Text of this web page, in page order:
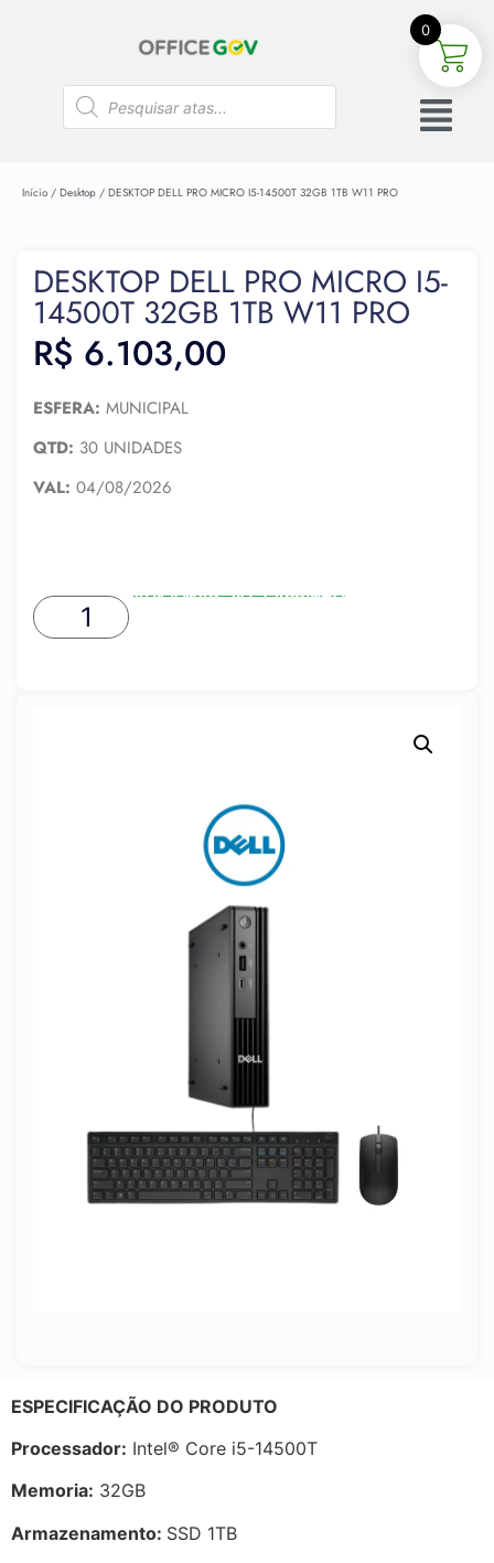
Início / Desktop / DESKTOP DELL PRO MICRO I5-14500T 32GB 1TB W11 PRO
DESKTOP DELL PRO MICRO I5-
14500T 32GB 1TB W11 PRO
R$ 6.103,00
ESFERA: MUNICIPAL
QTD: 30 UNIDADES
VAL: 04/08/2026
ADICIONAR AO CARRINHO
ESPECIFICAÇÃO DO PRODUTO
Processador: Intel® Core i5-14500T
Memoria: 32GB
Armazenamento: SSD 1TB
0